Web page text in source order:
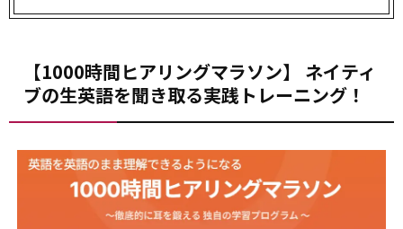
【1000時間ヒアリングマラソン】 ネイティ
ブの生英語を聞き取る実践トレーニング！